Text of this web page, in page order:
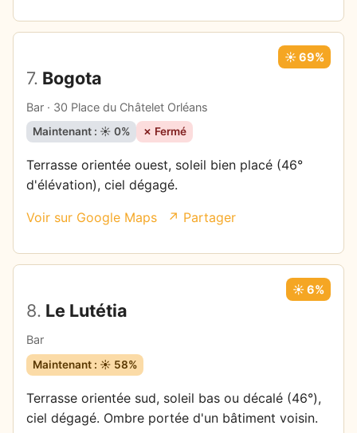
7. Bogota
Bar · 30 Place du Châtelet Orléans
☀️ 69%
Maintenant : ☀️ 0% ✗ Fermé
Terrasse orientée ouest, soleil bien placé (46°
d'élévation), ciel dégagé.
Voir sur Google Maps ↗ Partager
8. Le Lutétia
Bar
☀️ 6%
Maintenant : ☀️ 58%
Terrasse orientée sud, soleil bas ou décalé (46°),
ciel dégagé. Ombre portée d'un bâtiment voisin.